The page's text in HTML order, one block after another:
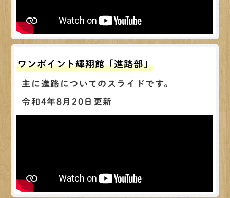
ワンポイント輝翔館「進路部」
主に進路についてのスライドです。
令和4年8月20日更新